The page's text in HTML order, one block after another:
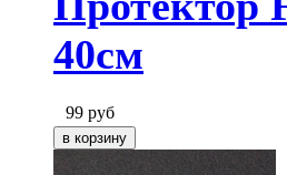
40см
99 руб